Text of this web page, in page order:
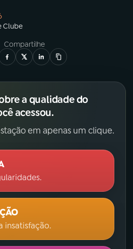
Clube
Compartilhe
a qualidade do
acessou.
em apenas um clique.
insatisfação.